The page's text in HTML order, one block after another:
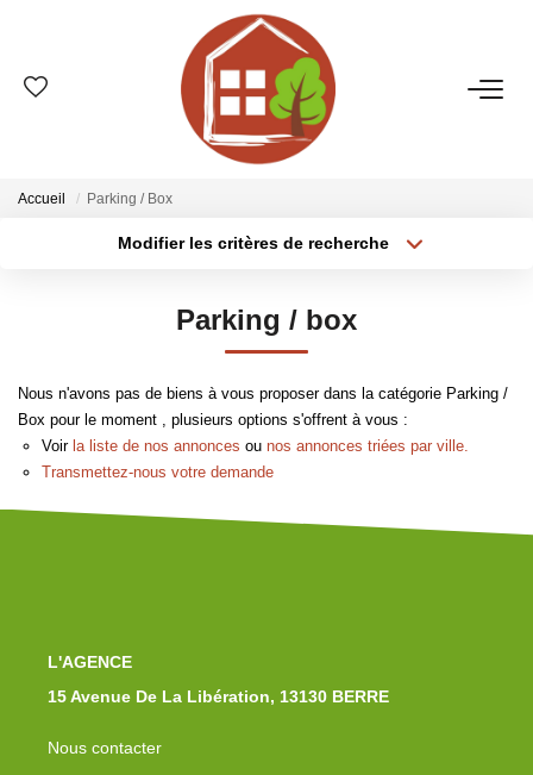
VENTES
GESTION
LE GROUPE
Qui Sommes-Nous ?
Accueil Parking / Box
Modifier les critères de recherche
Budget max Plus de critères
Parking / box
Nous n'avons pas de biens à vous proposer dans la catégorie Parking /
Box pour le moment , plusieurs options s'offrent à vous :
Voir la liste de nos annonces ou nos annonces triées par ville.
Transmettez-nous votre demande
L'AGENCE
15 Avenue De La Libération, 13130 BERRE
Nous contacter